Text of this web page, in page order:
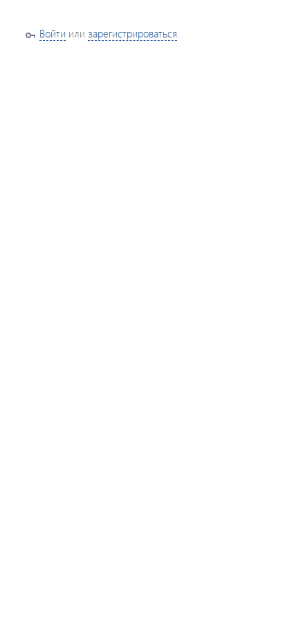
Войти или зарегистрироваться.